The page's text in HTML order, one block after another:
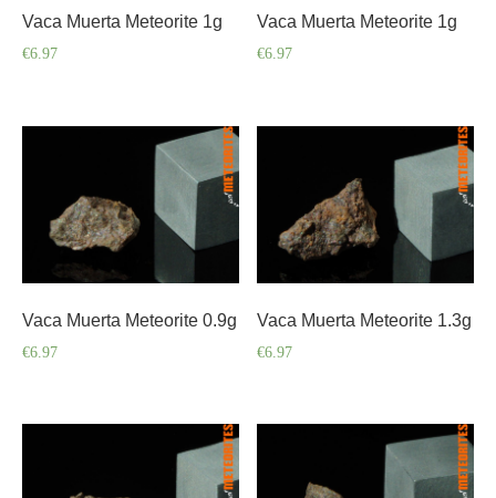
Vaca Muerta Meteorite 1g
€6.97
Vaca Muerta Meteorite 1g
€6.97
Vaca Muerta Meteorite 0.9g
€6.97
Vaca Muerta Meteorite 1.3g
€6.97